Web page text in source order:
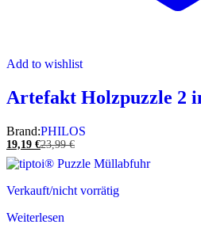
Add to wishlist
Artefakt Holzpuzzle 2
Brand:PHILOS
19,19 €23,99€
Verkauft/nicht vorrätig
Weiterlesen